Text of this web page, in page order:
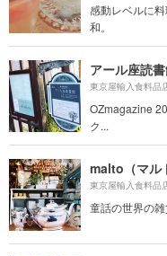
感動レベルに
和。
アール座読
東京屋輸入食料品
OZmagazine
ク...
malto（マル
東京屋輸入食料品
童話の世界の